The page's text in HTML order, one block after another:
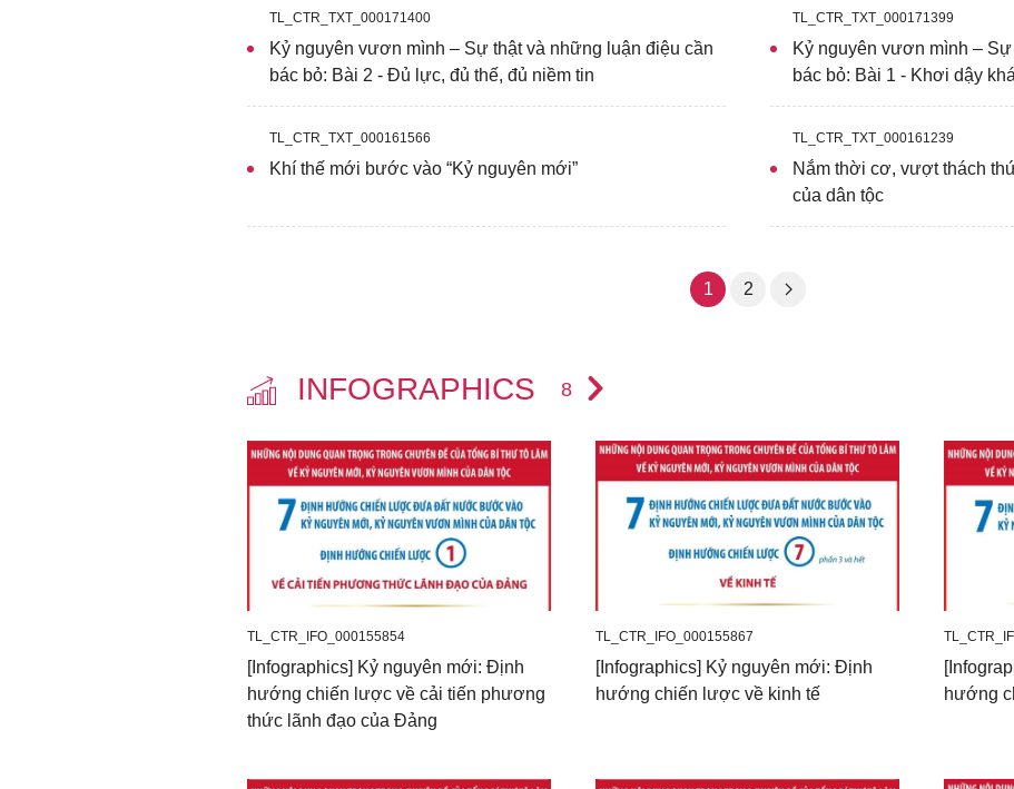
vươn mình của dân tộc, đóng góp nhiều hơn nữa vì hòa bình, ổn định, hợp tác,
thế giới, đúng như di nguyện của Chủ tịch Hồ Chí Minh - đó là “xây dựng một
thống nhất, độc lập, dân chủ và giàu mạnh, góp phần xứng đáng vào sự nghiệp
TL_CTR_TXT_000171400
Kỷ nguyên vươn mình – Sự thật và những luận điệu cần
bác bỏ: Bài 2 - Đủ lực, đủ thế, đủ niềm tin
TL_CTR_TXT_000171399
Kỷ nguyên vươn mình –
bác bỏ: Bài 1 - Khơi dậy
TL_CTR_TXT_000161566
Khí thế mới bước vào “Kỷ nguyên mới”
TL_CTR_TXT_000161239
Nắm thời cơ, vượt thách
của dân tộc
1 2
INFOGRAPHICS 8
TL_CTR_IFO_000155854
[Infographics] Kỷ nguyên mới: Định
hướng chiến lược về cải tiến phương
thức lãnh đạo của Đảng
TL_CTR_IFO_000155867
[Infographics] Kỷ nguyên mới: Định
hướng chiến lược về kinh tế
hướng